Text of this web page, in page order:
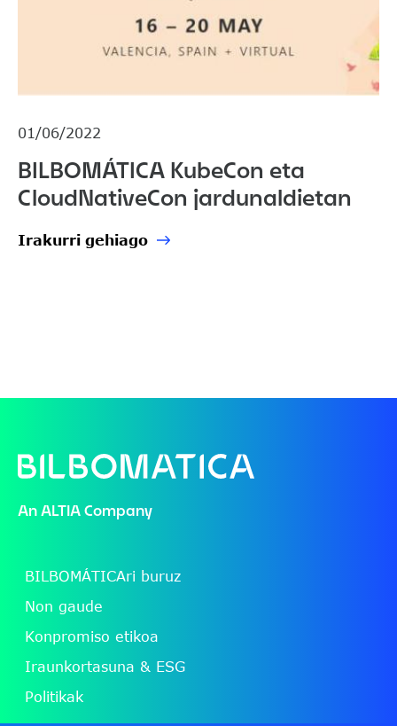
01/06/2022
BILBOMÁTICA KubeCon eta
CloudNativeCon jardunaldietan
Irakurri gehiago
File
An ALTIA Company
BILBOMÁTICAri buruz
Non gaude
Konpromiso etikoa
Iraunkortasuna & ESG
Politikak